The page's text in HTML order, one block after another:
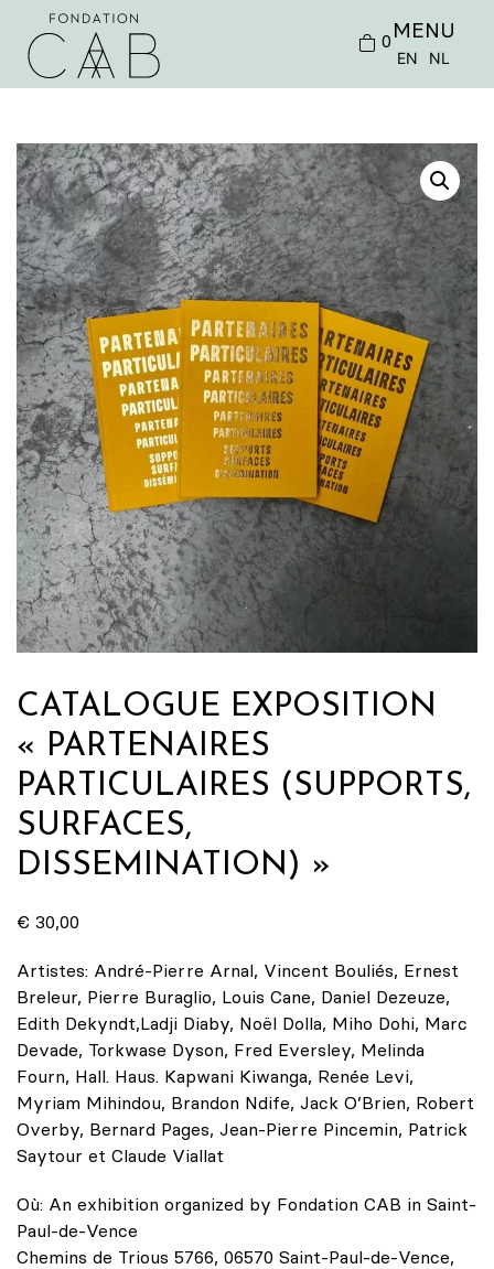
0 MENU
EN NL
CATALOGUE EXPOSITION
« PARTENAIRES
PARTICULAIRES (SUPPORTS,
SURFACES,
DISSEMINATION) »
€ 30,00
Artistes: André-Pierre Arnal, Vincent Bouliés, Ernest
Breleur, Pierre Buraglio, Louis Cane, Daniel Dezeuze,
Edith Dekyndt,Ladji Diaby, Noël Dolla, Miho Dohi, Marc
Devade, Torkwase Dyson, Fred Eversley, Melinda
Fourn, Hall. Haus. Kapwani Kiwanga, Renée Levi,
Myriam Mihindou, Brandon Ndife, Jack O’Brien, Robert
Overby, Bernard Pages, Jean-Pierre Pincemin, Patrick
Saytour et Claude Viallat
Où: An exhibition organized by Fondation CAB in Saint-
Paul-de-Vence
Chemins de Trious 5766, 06570 Saint-Paul-de-Vence,